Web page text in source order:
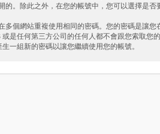
。除此之外，在您的帳號中，您可以選擇是否
個網站重複使用相同的密碼。您的密碼是讓
是任何第三方公司的任何人都不會跟您索取
一組新的密碼以讓您繼續使用您的帳號。